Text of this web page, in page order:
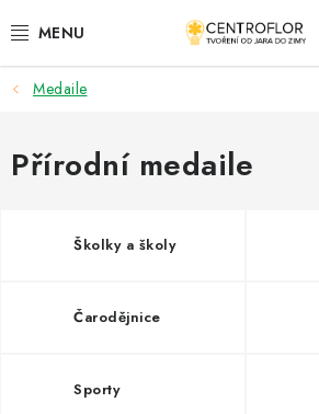
na
SEZÓNNÍ TVOŘENÍ
DŘEVĚNÉ VÝROBKY
VŠE PRO TVOŘENÍ
Medaile
Přírodní medaile
Školky a školy
Čarodějnice
Sporty